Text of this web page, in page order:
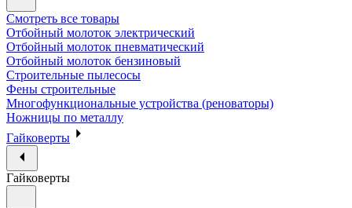
Смотреть все товары
Отбойный молоток электрический
Отбойный молоток пневматический
Отбойный молоток бензиновый
Строительные пылесосы
Фены строительные
Многофункциональные устройства (реноваторы)
Ножницы по металлу
Гайковерты
Гайковерты